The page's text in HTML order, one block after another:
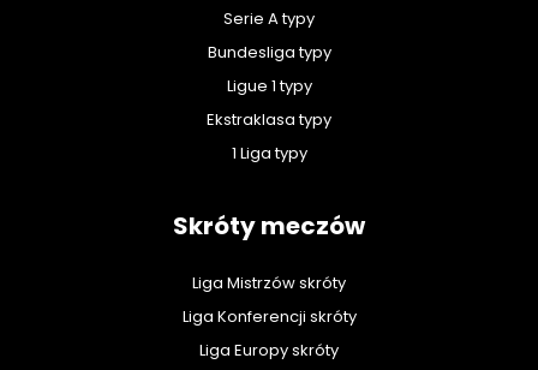
Serie A typy
Bundesliga typy
Ligue 1 typy
Ekstraklasa typy
1 Liga typy
Skróty meczów
Liga Mistrzów skróty
Liga Konferencji skróty
Liga Europy skróty